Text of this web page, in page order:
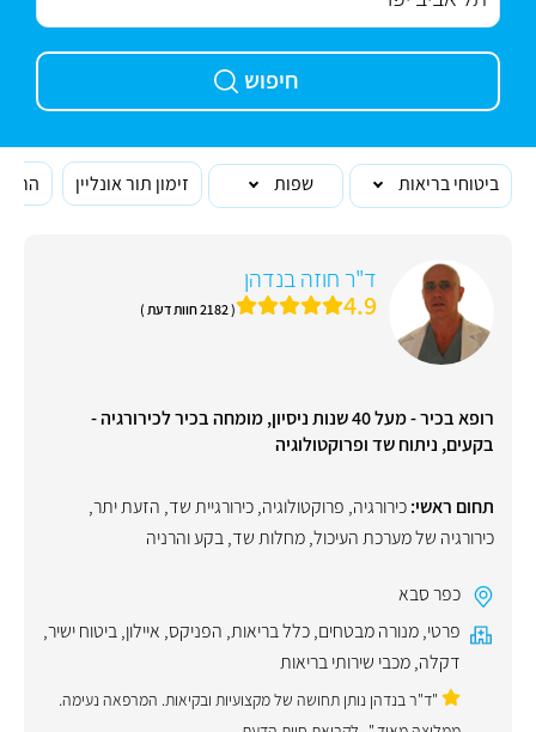
חיפוש
ביטוחי בריאות שפות זימון תור אונליין
ד"ר חוזה בנדהן
4.9 ( 2182 חוות דעת )
רופא בכיר - מעל 40 שנות ניסיון, מומחה בכיר לכירורגיה -
בקעים, ניתוח שד ופרוקטולוגיה
תחום ראשי:כירורגיה, פרוקטולוגיה,כירורגיית שד, הזעת יתר,
כירורגיה של מערכת העיכול,מחלות שד,בקע והרניה
כפר סבא
פרטי,מנורה מבטחים,כלל בריאות, הפניקס, איילון,ביטוח ישיר,
דקלה,מכבי שירותי בריאות
"ד"ר בנדהן נותן תחושה של מקצועיות ובקיאות. המרפאה נעימה.